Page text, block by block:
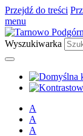
Przejdź do treści
menu
Wyszukiwarka
A
A
A